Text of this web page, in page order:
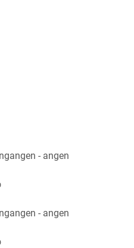
- angen
- angen